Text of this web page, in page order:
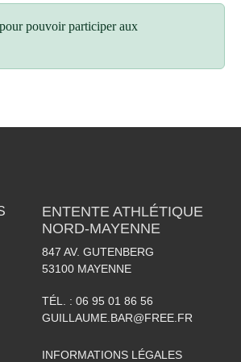
pour pouvoir participer aux
ENTENTE ATHLÉTIQUE
NORD-MAYENNE
847 AV. GUTENBERG
53100 MAYENNE
TÉL. : 06 95 01 86 56
GUILLAUME.BAR@FREE.FR
INFORMATIONS LÉGALES